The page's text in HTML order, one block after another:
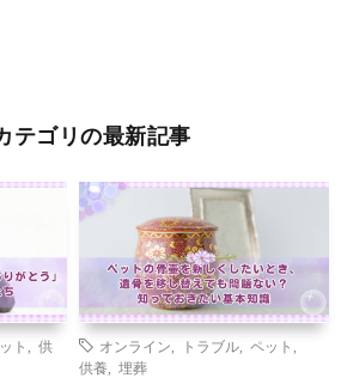
テゴリの最新記事
ト
供
オンライン トラブル ペット
供養
埋葬